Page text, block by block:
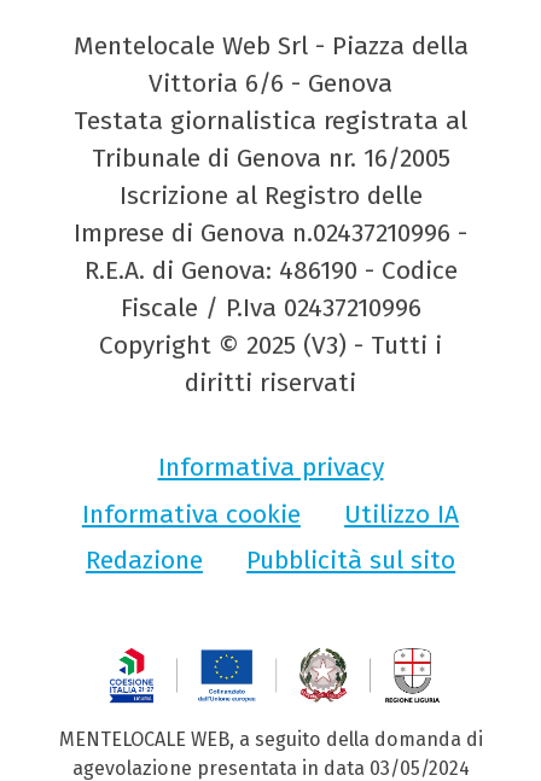
Mentelocale Web Srl - Piazza della
Vittoria 6/6 - Genova
Testata giornalistica registrata al
Tribunale di Genova nr. 16/2005
Iscrizione al Registro delle
Imprese di Genova n.02437210996 -
R.E.A. di Genova: 486190 - Codice
Fiscale / P.Iva 02437210996
Copyright © 2025 (V3) - Tutti i
diritti riservati
Informativa privacy
Informativa cookie
Utilizzo IA
Redazione
Pubblicità sul sito
MENTELOCALE WEB, a seguito della domanda di
agevolazione presentata in data 03/05/2024